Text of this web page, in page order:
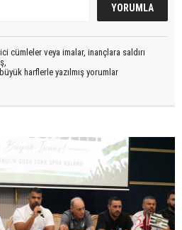
cümleler veya imalar, inançlara saldırı
harflerle yazılmış yorumlar